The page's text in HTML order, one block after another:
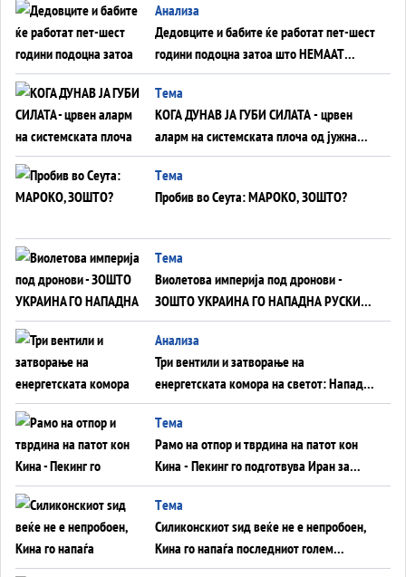
Анализа
Дедовците и бабите ќе работат пет-шест
години подоцна затоа што НЕМААТ
ВНУЦИ ДА ГИ ЗАМЕНАТ
Tема
КОГА ДУНАВ ЈА ГУБИ СИЛАТА - црвен
аларм на системската плоча од јужна
Германија до Црното Море...
Tема
Пробив во Сеута: МАРОКО, ЗОШТО?
Tема
Виолетова империја под дронови -
ЗОШТО УКРАИНА ГО НАПАДНА РУСКИОТ
WILDBERRIES
Aнализа
Три вентили и затворање на
енергетската комора на светот: Нападот
во Суец најавува глобален енергетски
инфаркт?
Tема
Рамо на отпор и тврдина на патот кон
Кина - Пекинг го подготвува Иран за
американска копнена инвазија
Tема
Силиконскиот ѕид веќе не е непробоен,
Кина го напаѓа последниот голем
монопол на Западот?